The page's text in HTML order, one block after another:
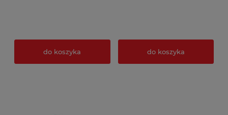
do koszyka do koszyka